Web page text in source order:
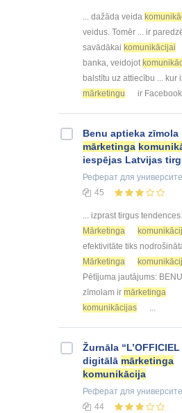
... dažāda veida
veidus. Tomēr ... ir
savādākai komunikācijai
banka, veidojot
balstītu uz attiecību ... kur
mārketingu
ir
Benu aptieka zīmola
mārketinga
iespējas Latvijas
Реферат для
45
... izprast tirgus tendences.
Mārketinga
efektivitāte tiks
Mārketinga
Pētījuma jautājums:
zīmolam ir mārketinga
komunikācijas
...
Žurnāla
digitālā mārketinga
komunikācija
Реферат для
44